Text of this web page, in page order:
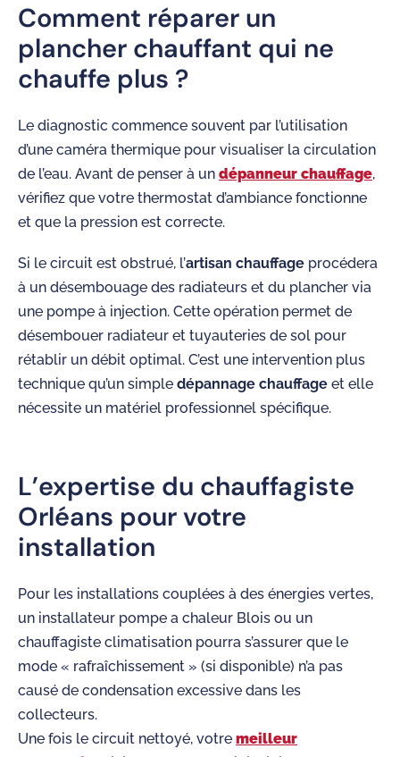
Comment réparer un
plancher chauffant qui ne
chauffe plus ?
Le diagnostic commence souvent par l’utilisation
d’une caméra thermique pour visualiser la circulation
de l’eau. Avant de penser à un dépanneur chauffage,
vérifiez que votre thermostat d’ambiance fonctionne
et que la pression est correcte.
Si le circuit est obstrué, l’artisan chauffage procédera
à un désembouage des radiateurs et du plancher via
une pompe à injection. Cette opération permet de
désembouer radiateur et tuyauteries de sol pour
rétablir un débit optimal. C’est une intervention plus
technique qu’un simple dépannage chauffage et elle
nécessite un matériel professionnel spécifique.
L’expertise du chauffagiste
Orléans pour votre
installation
Pour les installations couplées à des énergies vertes,
un installateur pompe a chaleur Blois ou un
chauffagiste climatisation pourra s’assurer que le
mode « rafraîchissement » (si disponible) n’a pas
causé de condensation excessive dans les
collecteurs.
Une fois le circuit nettoyé, votre meilleur